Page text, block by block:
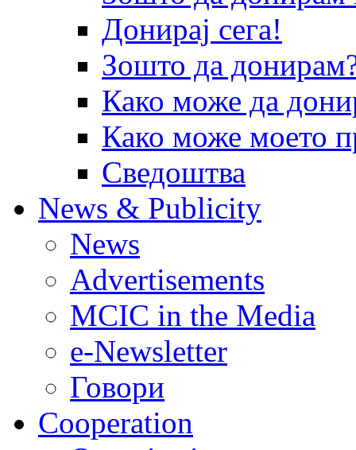
Донирај сега!
Зошто да
Како може да
Како може моето
Сведоштва
News & Publicity
News
Advertisements
MCIC in the Media
e-Newsletter
Говори
Cooperation